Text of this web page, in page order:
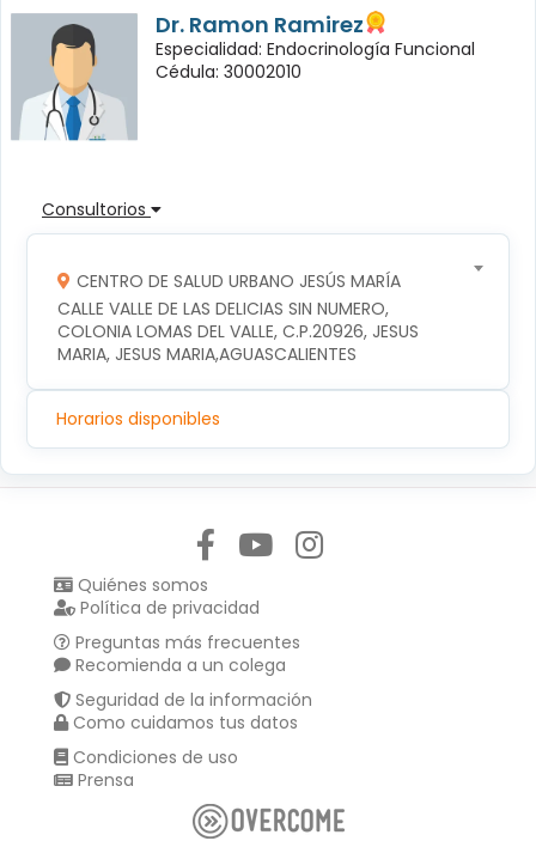
Dr. Ramon Ramirez
Especialidad: Endocrinología Funcional
Cédula: 30002010
Consultorios
CENTRO DE SALUD URBANO JESÚS MARÍA
CALLE VALLE DE LAS DELICIAS SIN NUMERO,
COLONIA LOMAS DEL VALLE, C.P.20926, JESUS
MARIA, JESUS MARIA,AGUASCALIENTES
Horarios disponibles
Quiénes somos
Política de privacidad
Preguntas más frecuentes
Recomienda a un colega
Seguridad de la información
Como cuidamos tus datos
Condiciones de uso
Prensa